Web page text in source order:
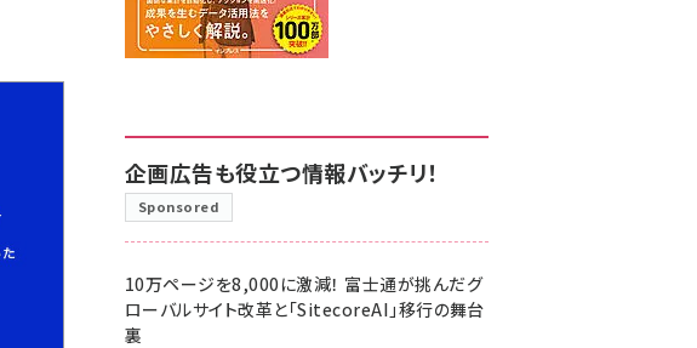
企画広告も役立つ情報バッチリ！
Sponsored
10万ページを8,000に激減！ 富士通が挑んだグ
ローバルサイト改革と「SitecoreAI」移行の舞台
裏